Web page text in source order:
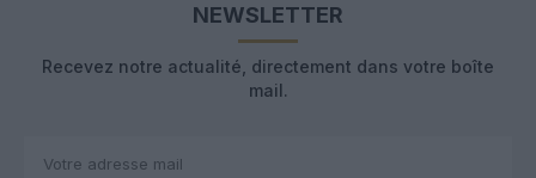
NEWSLETTER
Recevez notre actualité, directement dans votre boîte
mail.